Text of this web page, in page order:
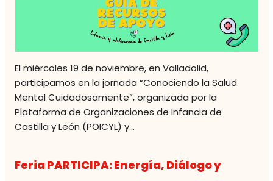
El miércoles 19 de noviembre, en Valladolid,
participamos en la jornada “Conociendo la Salud
Mental Cuidadosamente”, organizada por la
Plataforma de Organizaciones de Infancia de
Castilla y León (POICYL) y…
Feria PARTICIPA: Energía, Diálogo y